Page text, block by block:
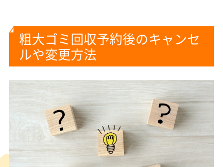
粗大ゴミ回収予約後のキャンセ
ルや変更方法